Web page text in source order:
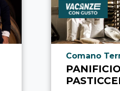
Località
Comano